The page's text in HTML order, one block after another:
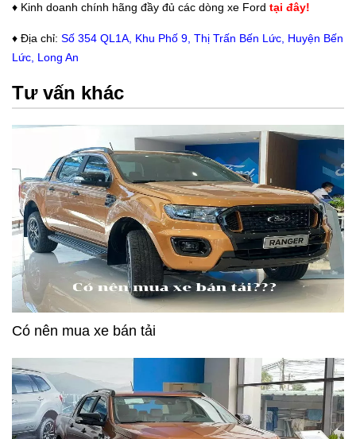
♦ Kinh doanh chính hãng đầy đủ các dòng xe Ford tại đây!
♦ Địa chỉ: Số 354 QL1A, Khu Phố 9, Thị Trấn Bến Lức, Huyện Bến
Lức, Long An
Tư vấn khác
Có nên mua xe bán tải